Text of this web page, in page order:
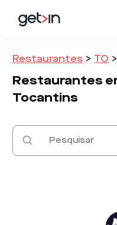
Restaurantes > TO >
Restaurantes
Tocantins